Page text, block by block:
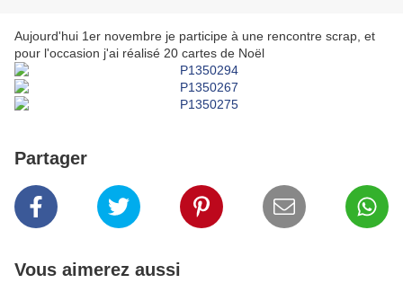
Aujourd'hui 1er novembre je participe à une rencontre scrap, et
pour l'occasion j'ai réalisé 20 cartes de Noël
Partager
Vous aimerez aussi